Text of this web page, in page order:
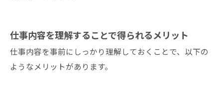
仕事内容を理解することで得られるメリット
仕事内容を事前にしっかり理解しておくことで、以下の
ようなメリットがあります。